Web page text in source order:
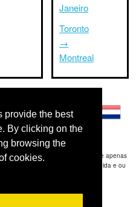
provide the best
By clicking on the
browsing the
cookies.
Janeiro
Toronto
→
Montreal
site é a nossa melhor estimativa e apenas
por qualquer atraso de ida e ou
das informações fornecidas.